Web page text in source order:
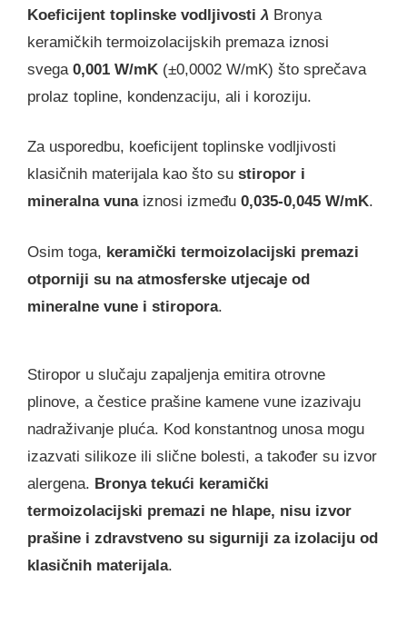
Koeficijent toplinske vodljivosti λ Bronya
keramičkih termoizolacijskih premaza iznosi
svega 0,001 W/mK (±0,0002 W/mK) što sprečava
prolaz topline, kondenzaciju, ali i koroziju.
Za usporedbu, koeficijent toplinske vodljivosti
klasičnih materijala kao što su stiropor i
mineralna vunaiznosi između 0,035-0,045 W/mK.
Osim toga, keramički termoizolacijski premazi
otporniji su na atmosferske utjecaje od
mineralne vune i stiropora.
Stiropor u slučaju zapaljenja emitira otrovne
plinove, a čestice prašine kamene vune izazivaju
nadraživanje pluća. Kod konstantnog unosa mogu
izazvati silikoze ili slične bolesti, a također su izvor
alergena. Bronya tekući keramički
termoizolacijski premazi ne hlape, nisu izvor
prašine i zdravstveno su sigurniji za izolaciju od
klasičnih materijala.